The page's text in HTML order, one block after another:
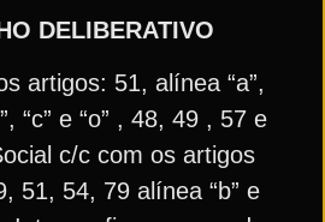
DELIBERATIVO
artigos: 51, alínea “a”,
“c” e “o” , 48, 49 , 57 e
c/c com os artigos
51, 54, 79 alínea “b” e